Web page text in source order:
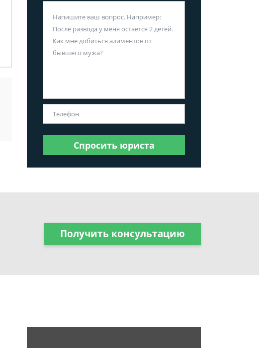
Спросить юриста
Получить консультацию